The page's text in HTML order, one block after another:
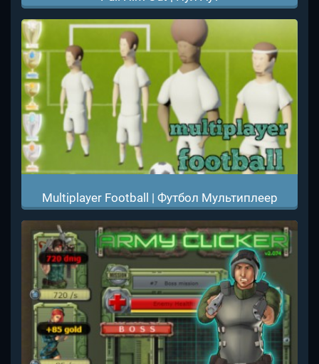
Multiplayer Football | Футбол Мультиплеер